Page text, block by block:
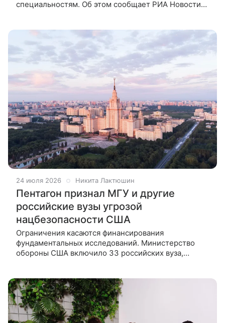
специальностям. Об этом сообщает РИА Новости
24 июля 2026 Никита Лактюшин
Пентагон признал МГУ и другие
российские вузы угрозой
нацбезопасности США
Ограничения касаются финансирования
фундаментальных исследований. Министерство
обороны США включило 33 российских вуза,